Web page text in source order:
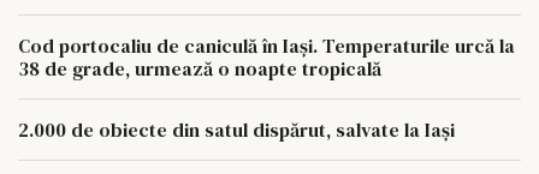
Cod portocaliu de caniculă în Iași. Temperaturile urcă la
38 de grade, urmează o noapte tropicală
2.000 de obiecte din satul dispărut, salvate la Iași